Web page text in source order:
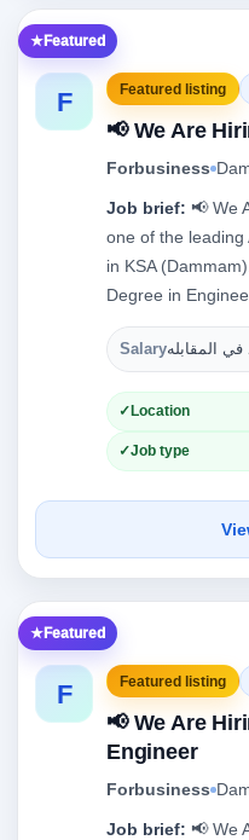
Featured
F Featured listing
📢 We Are
Forbusiness
Job brief: 📢 We
one of the
in KSA
Degree in
Salaryفي المقابله
Location
Job type
Featured
F Featured listing
📢 We Are
Engineer
Forbusiness
Job brief: 📢 We